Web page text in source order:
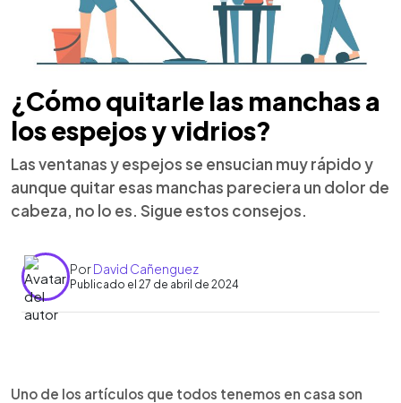
¿Cómo quitarle las manchas a
los espejos y vidrios?
Las ventanas y espejos se ensucian muy rápido y
aunque quitar esas manchas pareciera un dolor de
cabeza, no lo es. Sigue estos consejos.
PorDavid Cañenguez
Publicado el 27 de abril de 2024
► Escuchar artículo
Uno de los artículos que todos tenemos en casa son